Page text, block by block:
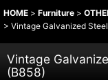
HOME > Furniture >
> Vintage Galvanized
Vintage
(B858)